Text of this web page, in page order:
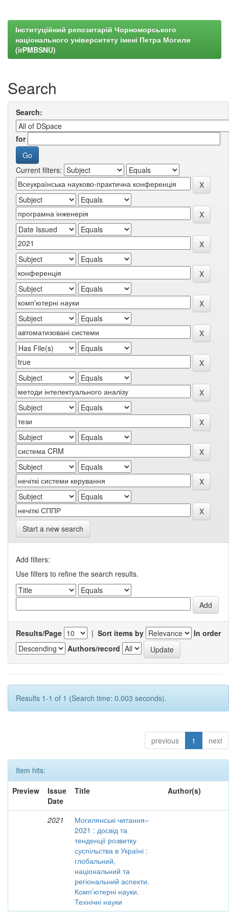
Інституційний репозитарій Чорноморського
національного університету імені Петра Могили
(irPMBSNU)
Search
Search:
for
Current filters:
Start a new search
Add filters:
Use filters to refine the search results.
Results/Page | Sort items by
In order
Authors/record
Results 1-1 of 1 (Search time: 0.003 seconds).
previous 1 next
Item hits:
Preview
Issue
Date
Title Author(s)
2021
Могилянські читання–
2021 : досвід та
тенденції розвитку
суспільства в Україні :
глобальний,
національний та
регіональний аспекти.
Комп’ютерні науки.
Технічні науки